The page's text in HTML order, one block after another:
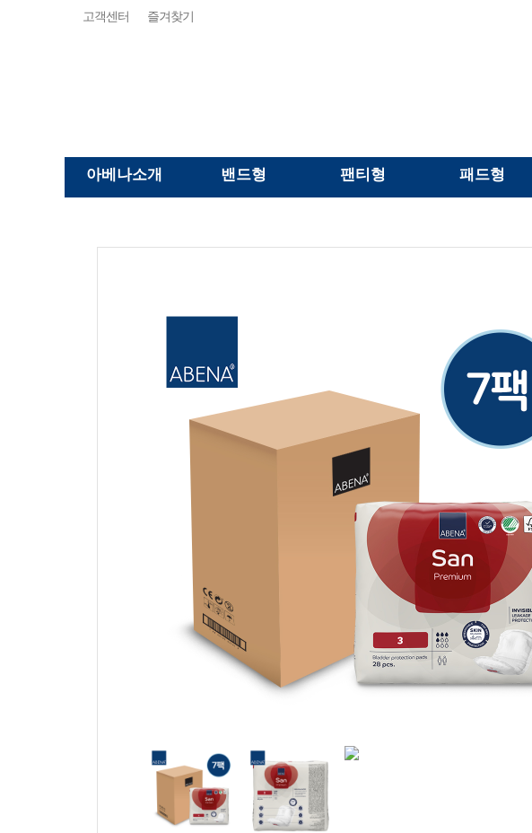
고객센터 즐겨찾기
아베나소개 밴드형 팬티형 패드형